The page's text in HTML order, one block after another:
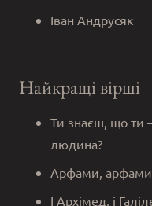
Іван Андрусяк
Найкращі вірші
Ти знаєш, що ти
людина?
Арфами, арфами
І Архімед, і